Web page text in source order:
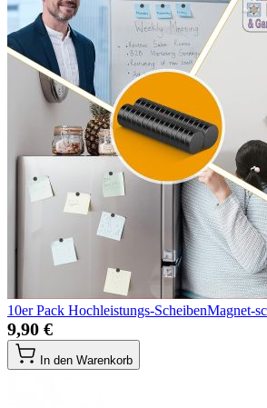
10er Pack Hochleistungs-ScheibenMagnet-
9,90 €
In den Warenkorb